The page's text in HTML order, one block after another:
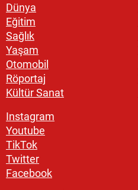
Dünya
Eğitim
Sağlık
Yaşam
Otomobil
Röportaj
Kültür Sanat
Instagram
Youtube
TikTok
Twitter
Facebook